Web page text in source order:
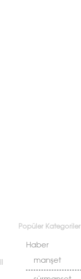
Popüler Kategoriler
Haber
manşet